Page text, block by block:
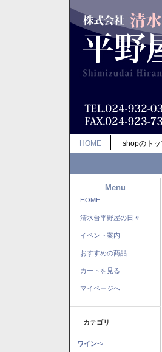
HOME shopのトッ
Menu
HOME
清水台平野屋の日々
イベント案内
おすすめの商品
カートを見る
マイページへ
カテゴリ
ワイン->